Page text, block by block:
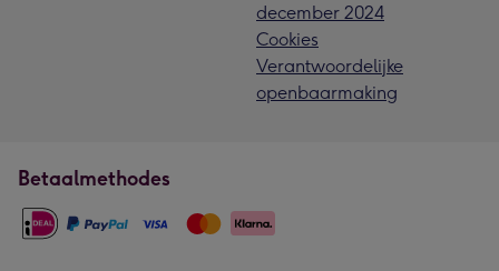
december 2024
Cookies
Verantwoordelijke
openbaarmaking
Betaalmethodes